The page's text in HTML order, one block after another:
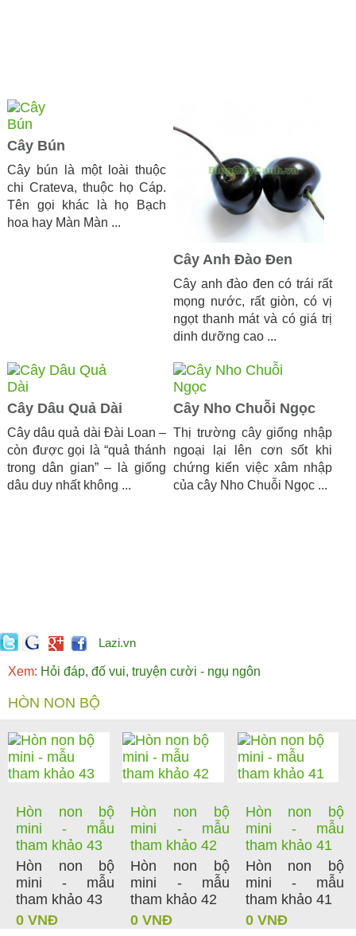
Cây Bún
Cây bún là một loài thuộc
chi Crateva, thuộc họ Cáp.
Tên gọi khác là họ Bạch
hoa hay Màn Màn ...
Cây Anh Đào Đen
Cây anh đào đen có trái rất
mọng nước, rất giòn, có vị
ngọt thanh mát và có giá trị
dinh dưỡng cao ...
Cây Dâu Quả Dài
Cây dâu quả dài Đài Loan –
còn được gọi là “quả thánh
trong dân gian” – là giống
dâu duy nhất không ...
Cây Nho Chuỗi Ngọc
Thị trường cây giống nhập
ngoại lại lên cơn sốt khi
chứng kiến việc xâm nhập
của cây Nho Chuỗi Ngọc ...
Lazi.vn
Xem: Hỏi đáp, đố vui, truyện cười - ngụ ngôn
HÒN NON BỘ
Hòn non bộ
mini - mẫu
tham khảo 43
Hòn non bộ
mini - mẫu
tham khảo 43
0 VNĐ
Hòn non bộ
mini - mẫu
tham khảo 42
Hòn non bộ
mini - mẫu
tham khảo 42
0 VNĐ
Hòn non bộ
mini - mẫu
tham khảo 41
Hòn non bộ
mini - mẫu
tham khảo 41
0 VNĐ